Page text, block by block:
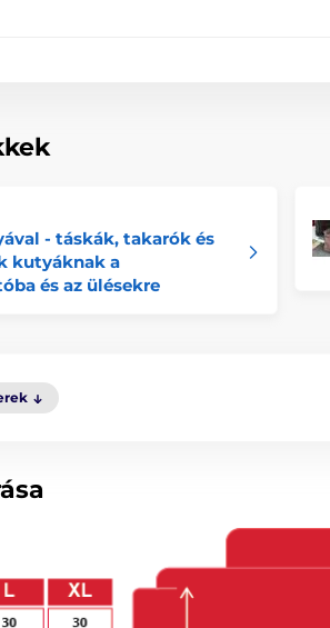
- táskák, takarók és
kutyáknak a
és az ülésekre